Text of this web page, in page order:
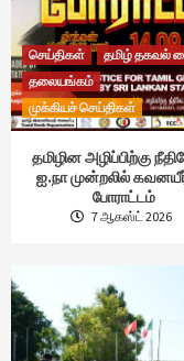
செய்திகள்
தமிழ் தகவல்
தலையங்கம்
முக்கியச் செய்திகள்
தமிழின அழிப்பிற்கு
ஐ.நா முன்றலில்
போராட்டம்
7 ஆகஸ்ட் 2026